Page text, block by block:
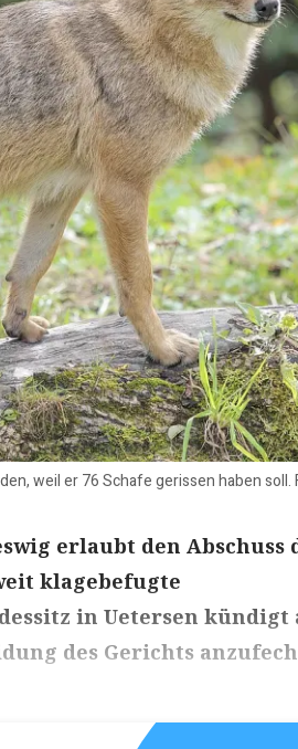
weil er 76 Schafe gerissen haben
erlaubt den Abschuss
klagebefugte
in Uetersen kündigt
des Gerichts